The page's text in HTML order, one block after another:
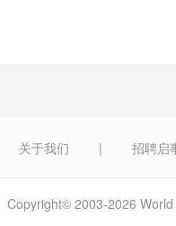
关于我们 | 招聘启
Copyright© 2003-2026